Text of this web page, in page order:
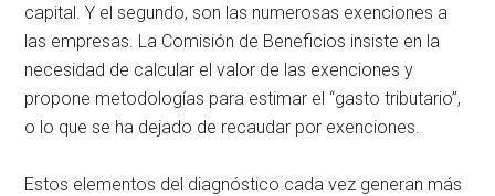
capital. Y el segundo, son las numerosas exenciones a
las empresas. La Comisión de Beneficios insiste en la
necesidad de calcular el valor de las exenciones y
propone metodologías para estimar el “gasto tributario”,
o lo que se ha dejado de recaudar por exenciones.
Estos elementos del diagnóstico cada vez generan más